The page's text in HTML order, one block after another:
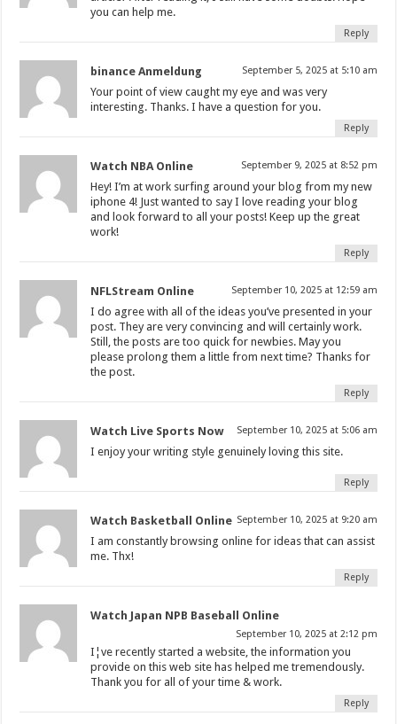
you can help me.
Reply
binance Anmeldung September 5, 2025 at 5:10 am
Your point of view caught my eye and was very
interesting. Thanks. I have a question for you.
Reply
Watch NBA Online September 9, 2025 at 8:52 pm
Hey! I’m at work surfing around your blog from my new
iphone 4! Just wanted to say I love reading your blog
and look forward to all your posts! Keep up the great
work!
Reply
NFLStream Online September 10, 2025 at 12:59 am
I do agree with all of the ideas you’ve presented in your
post. They are very convincing and will certainly work.
Still, the posts are too quick for newbies. May you
please prolong them a little from next time? Thanks for
the post.
Reply
Watch Live Sports Now September 10, 2025 at 5:06 am
I enjoy your writing style genuinely loving this site.
Reply
Watch Basketball Online September 10, 2025 at 9:20 am
I am constantly browsing online for ideas that can assist
me. Thx!
Reply
Watch Japan NPB Baseball Online
September 10, 2025 at 2:12 pm
I¦ve recently started a website, the information you
provide on this web site has helped me tremendously.
Thank you for all of your time & work.
Reply